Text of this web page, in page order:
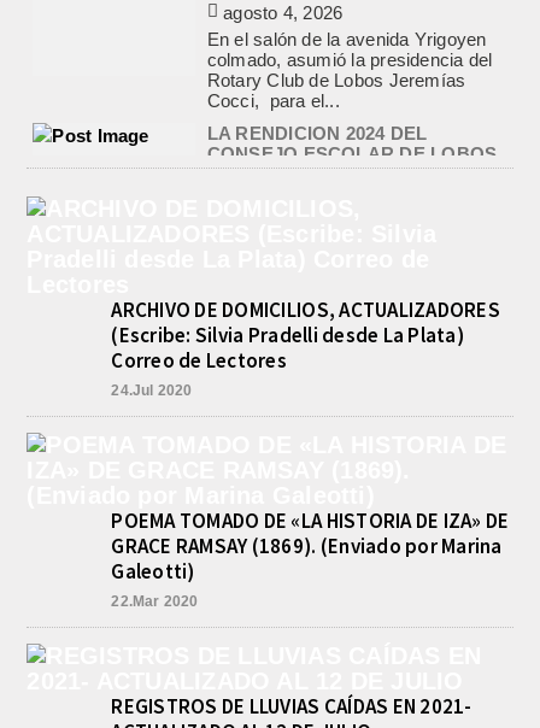
agosto 3, 2026
El Tribunal de Cuentas de la Provincia
de Buenos Aires aprobó formalmente
la rendición de cuentas
correspondiente al Ejercicio 2024,...
PRE-FEDERAL MASCULINO DE
BASQUET EN CADETES:
ATHLETIC JUEGA EL
se...
INFORME DE DEFENSA CIVIL
LOBOS, COLABORACION EN LA
par de...
ARCHIVO DE DOMICILIOS, ACTUALIZADORES
(Escribe: Silvia Pradelli desde La Plata)
Correo de Lectores
24.Jul 2020
POEMA TOMADO DE «LA HISTORIA DE IZA» DE
GRACE RAMSAY (1869). (Enviado por Marina
Galeotti)
22.Mar 2020
REGISTROS DE LLUVIAS CAÍDAS EN 2021-